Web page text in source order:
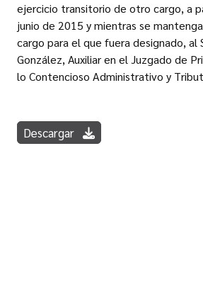
ejercicio transitorio de otro cargo, a
junio de 2015 y mientras se
cargo para el que fuera designado, al
González, Auxiliar en el Juzgado de
lo Contencioso Administrativo y
Descargar